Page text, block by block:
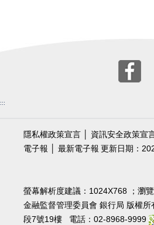
:::
隱私權政策宣言 資訊安全政策宣
電子報
最新電子報 更新日期：
螢幕解析度建議：1024X768 ；瀏
金融監督管理委員會 銀行局 版權
段7號19樓 電話：02-8968-9999